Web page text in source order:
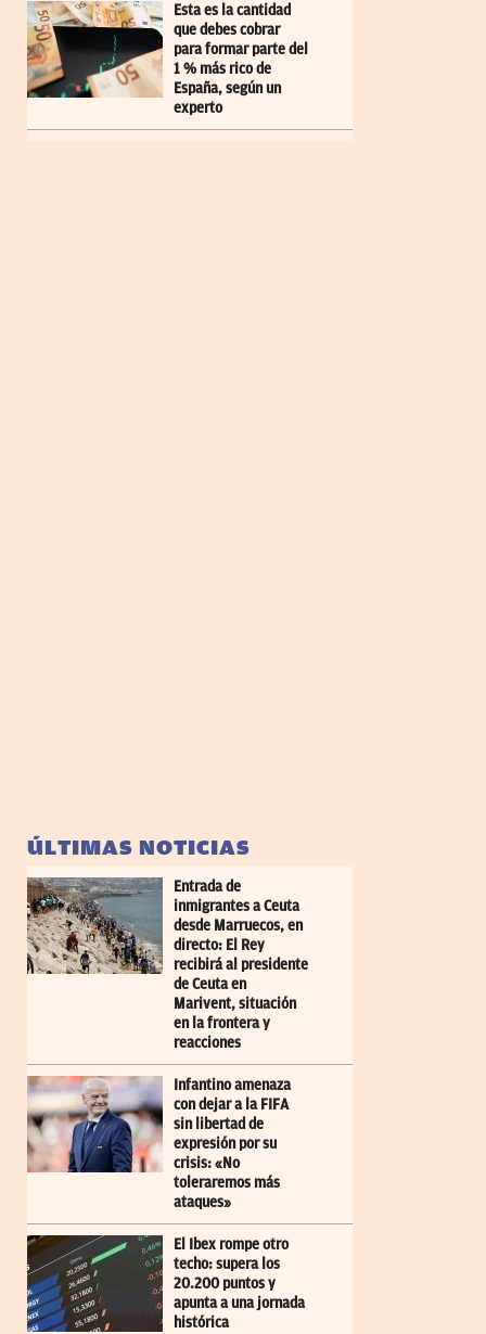
Esta es la cantidad
que debes cobrar
para formar parte del
1 % más rico de
España, según un
experto
ÚLTIMAS NOTICIAS
Entrada de
inmigrantes a Ceuta
desde Marruecos, en
directo: El Rey
recibirá al presidente
de Ceuta en
Marivent, situación
en la frontera y
reacciones
Infantino amenaza
con dejar a la FIFA
sin libertad de
expresión por su
crisis: «No
toleraremos más
ataques»
El Ibex rompe otro
techo: supera los
20.200 puntos y
apunta a una jornada
histórica